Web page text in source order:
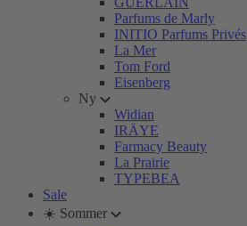
Parfums de Marly
INITIO Parfums Privés
La Mer
Tom Ford
Eisenberg
Ny
Widian
IRÄYE
Farmacy Beauty
La Prairie
TYPEBEA
Sale
☀️ Sommer